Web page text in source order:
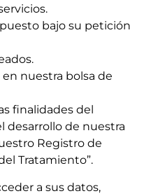
bajo su petición
nuestra bolsa de
finalidades del
desarrollo de nuestra
Registro de
Tratamiento”.
a sus datos,